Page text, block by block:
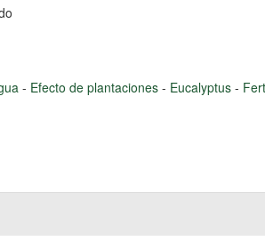
- Efecto de plantaciones - Eucalyptus -